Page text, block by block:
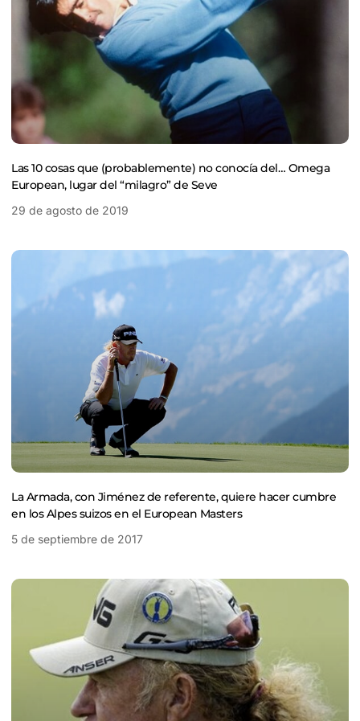
Las 10 cosas que (probablemente) no conocía del… Omega
European, lugar del “milagro” de Seve
29 de agosto de 2019
La Armada, con Jiménez de referente, quiere hacer cumbre
en los Alpes suizos en el European Masters
5 de septiembre de 2017